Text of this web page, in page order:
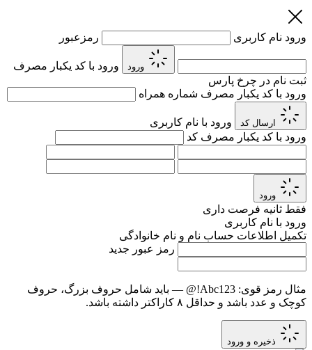
ورود نام کاربری رمزعبور
ورود
ورود با کد یکبار مصرف
ثبت نام در چرخ پارس
ورود با کد یکبار مصرف شماره همراه
ارسال کد
ورود با نام کاربری
ورود با کد یکبار مصرف کد
ورود
فقط ثانیه فرصت داری
ورود با نام کاربری
تکمیل اطلاعات حساب نام و نام خانوادگی
رمز عبور جدید
مثال رمز قوی: Abc123!@
— باید شامل حروف بزرگ، حروف
کوچک و عدد باشد و حداقل ۸ کاراکتر داشته باشد.
ذخیره و ورود